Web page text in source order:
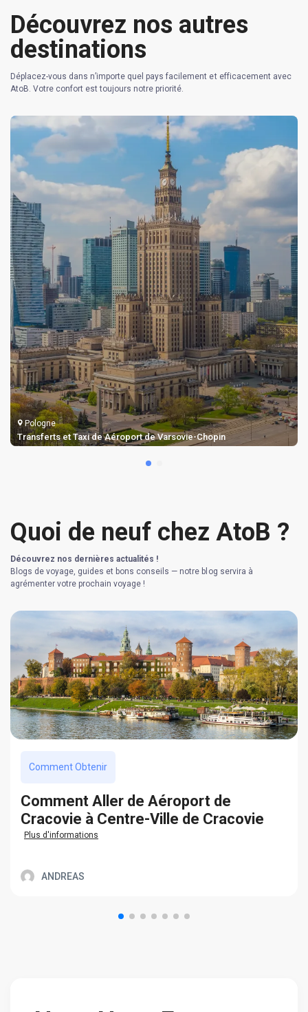
Découvrez nos autres
destinations
Déplacez-vous dans n’importe quel pays facilement et efficacement avec
AtoB. Votre confort est toujours notre priorité.
Pologne
Transferts et Taxi de Aéroport de Varsovie-Chopin
Quoi de neuf chez AtoB ?
Découvrez nos dernières actualités !
Blogs de voyage, guides et bons conseils — notre blog servira à
agrémenter votre prochain voyage !
Comment Obtenir
Сomment Aller de Aéroport de
Cracovie à Centre-Ville de Cracovie
Plus d'informations
ANDREAS